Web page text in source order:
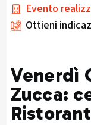
Evento
Ottieni
Venerdì
Zucca: